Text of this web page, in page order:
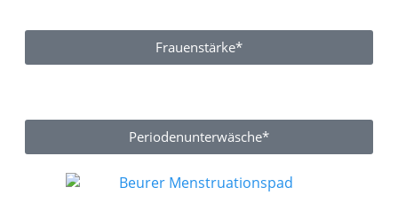
Frauenstärke*
Periodenunterwäsche*